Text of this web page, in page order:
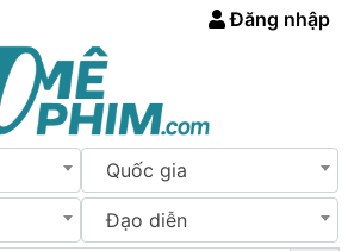
Đăng nhập
Quốc gia
Đạo diễn